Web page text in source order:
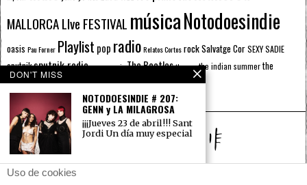
MALLORCA LIve FESTIVAL músicaNotodoesindie
oasis Pau Forner Playlist pop radioRelatos CortosrockSalvatge CorSEXY SADIE
sputniksputnik radiosummer pieThe Beatlesthe curethe indian summerthe
prussiansthe wheelsu2veranoálbumes
Uso de cookies
DON'T MISS
NOTODOESINDIE # 207:
GENN y LA MILAGROSA
¡¡¡Jueves 23 de abril!!! Sant
Jordi Un día muy especial